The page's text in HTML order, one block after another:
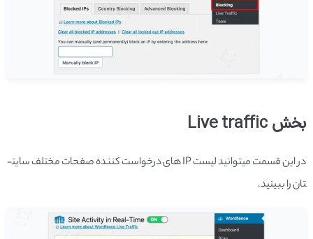
بخش Live traffic
در این قسمت می­توانید لیست IP­ های درخواست­ کننده صفحات مختلف سایت­
تان را ببینید.